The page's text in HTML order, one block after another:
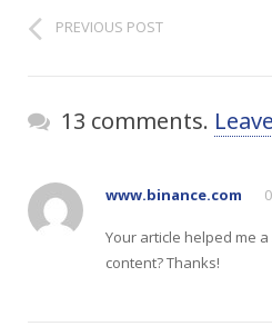
PREVIOUS POST
13 comments.
www.binance.com
Your article helped me
content? Thanks!